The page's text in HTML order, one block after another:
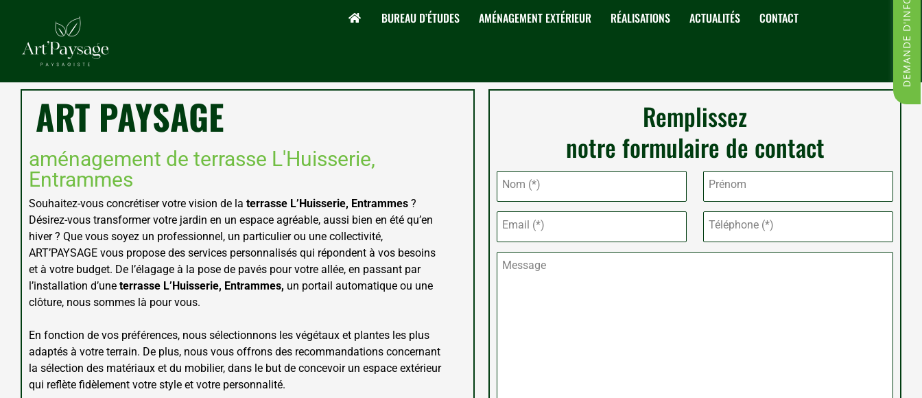
BUREAU D’ÉTUDES AMÉNAGEMENT EXTÉRIEUR RÉALISATIONS ACTUALITÉS CONTACT
ART PAYSAGE
aménagement de terrasse L'Huisserie,
Entrammes
Souhaitez-vous concrétiser votre vision de la terrasse L’Huisserie, Entrammes ?
Désirez-vous transformer votre jardin en un espace agréable, aussi bien en été qu’en
hiver ? Que vous soyez un professionnel, un particulier ou une collectivité,
ART’PAYSAGE vous propose des services personnalisés qui répondent à vos besoins
et à votre budget. De l’élagage à la pose de pavés pour votre allée, en passant par
l’installation d’une terrasse L’Huisserie, Entrammes, un portail automatique ou une
clôture, nous sommes là pour vous.
En fonction de vos préférences, nous sélectionnons les végétaux et plantes les plus
adaptés à votre terrain. De plus, nous vous offrons des recommandations concernant
la sélection des matériaux et du mobilier, dans le but de concevoir un espace extérieur
qui reflète fidèlement votre style et votre personnalité.
Remplissez
notre formulaire de contact
Nom (*) Prénom
Email (*) Téléphone (*)
Message